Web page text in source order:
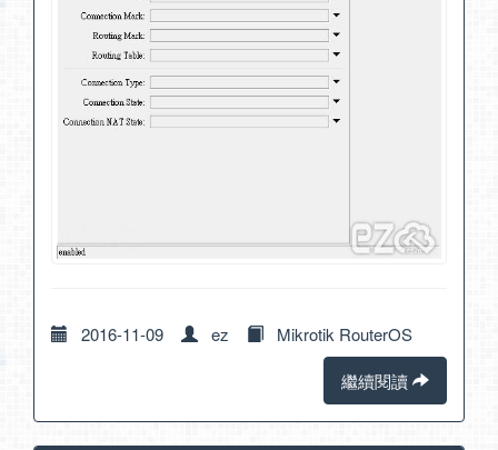
2016-11-09 ez
Mikrotik RouterOS
繼續閱讀